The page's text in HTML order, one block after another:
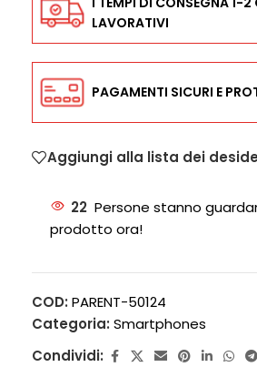
LAVORATIVI
PAGAMENTI SICURI E
Aggiungi alla lista dei
22 Persone stanno
prodotto ora!
COD: PARENT-50124
Categoria: Smartphones
Condividi: